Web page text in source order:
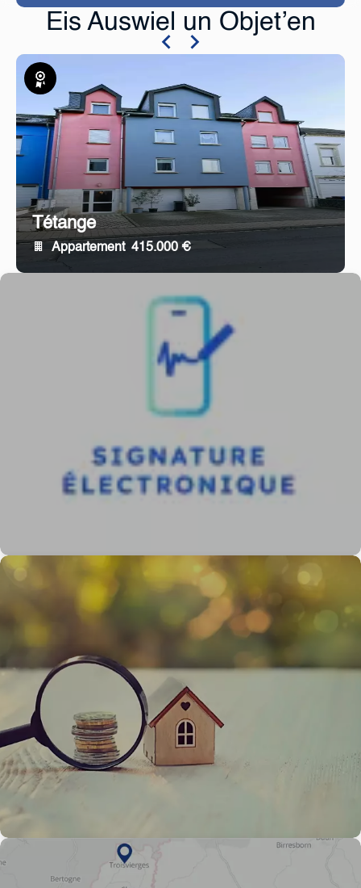
Eis Auswiel un Objet’en
Exklusiv
Tétange
Appartement 415.000 €